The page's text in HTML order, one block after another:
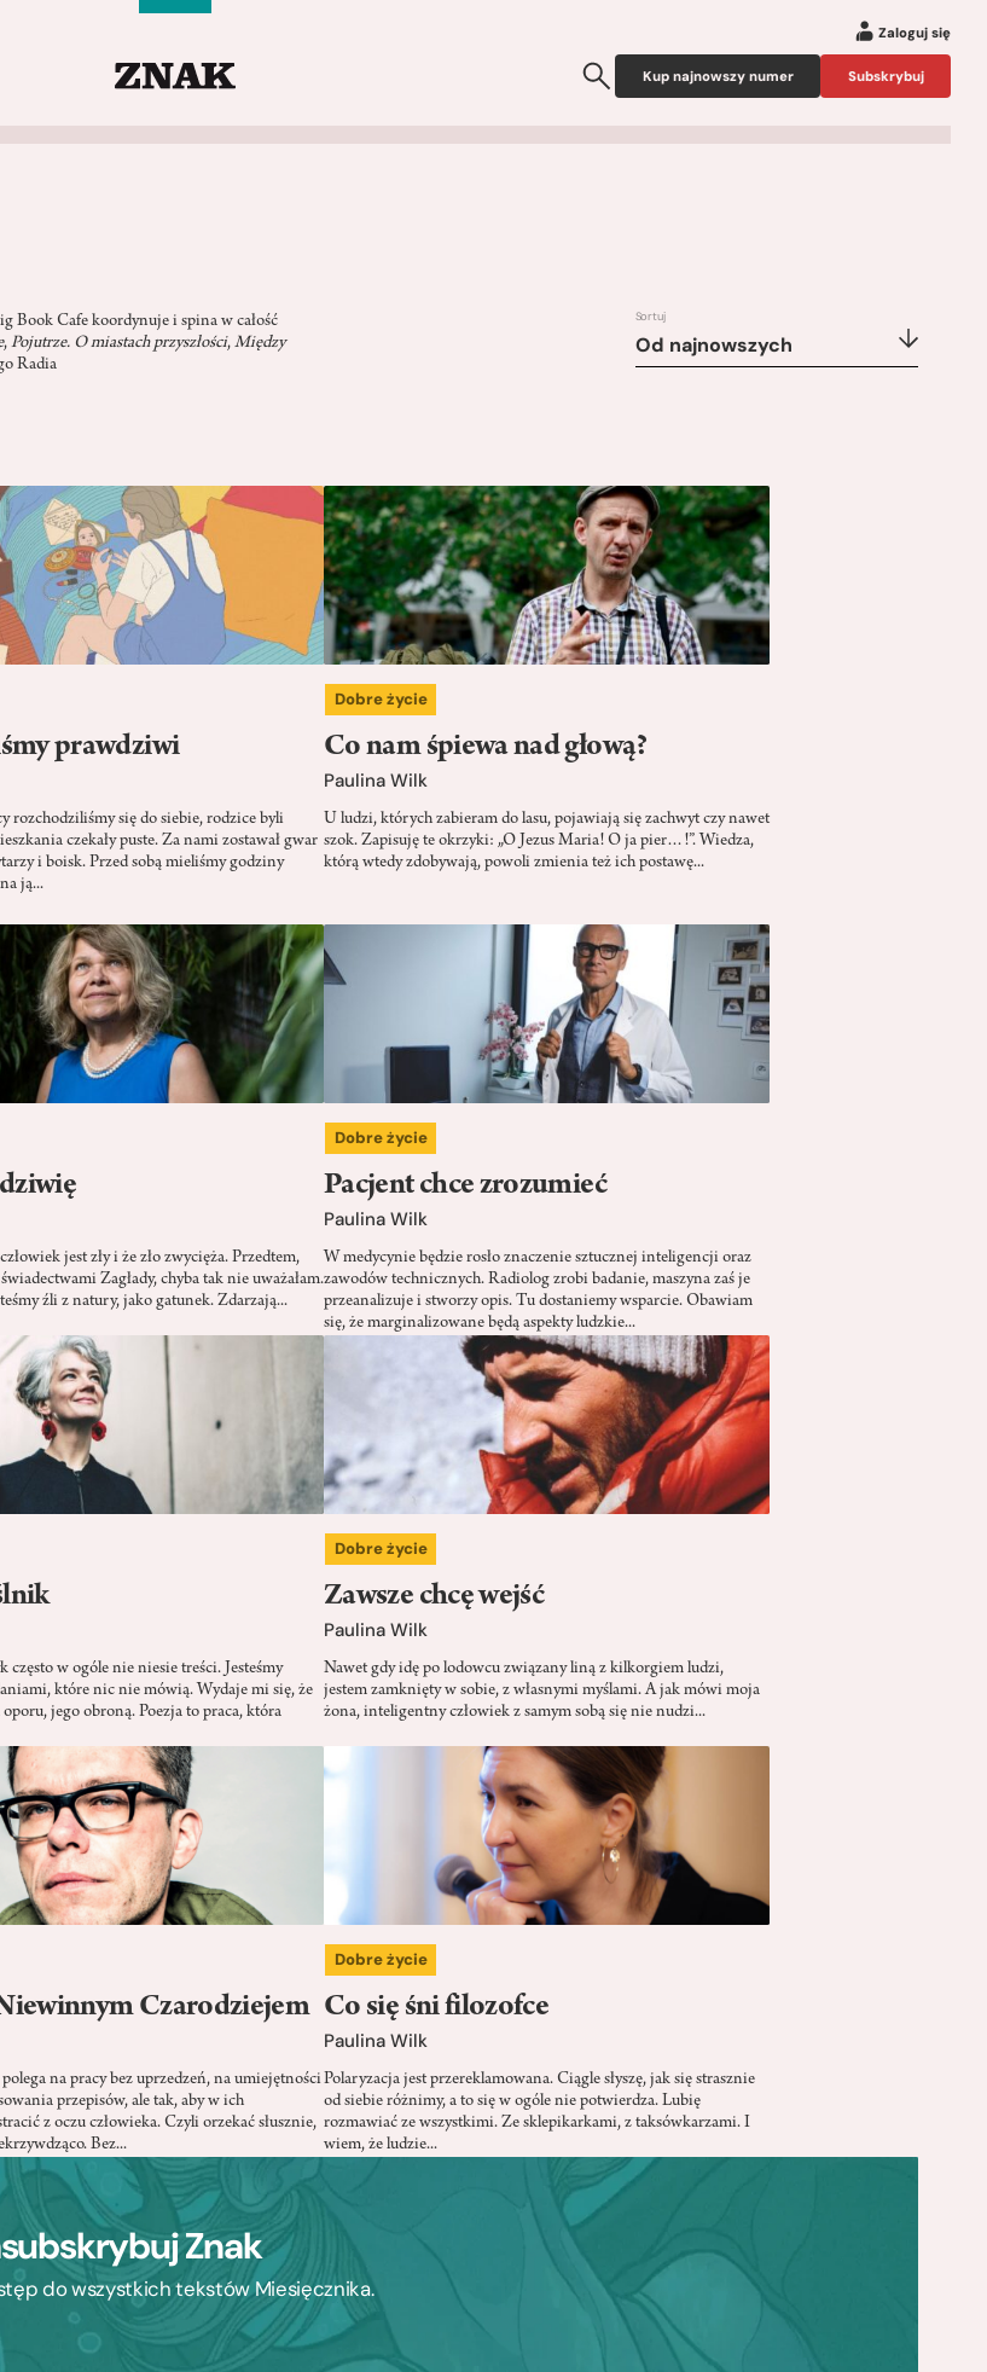
Zaloguj się
Kup najnowszy numer Subskrybuj
Book Cafe koordynuje i spina w całość
, Pojutrze. O miastach przyszłości, Między
Radia
Sortuj
Od najnowszych
prawdziwi
rozchodziliśmy się do siebie, rodzice byli
czekały puste. Za nami zostawał gwar
i boisk. Przed sobą mieliśmy godziny
ją...
Dobre życie
Co nam śpiewa nad głową?
Paulina Wilk
U ludzi, których zabieram do lasu, pojawiają się zachwyt czy nawet
szok. Zapisuję te okrzyki: „O Jezus Maria! O ja pier…!”. Wiedza,
którą wtedy zdobywają, powoli zmienia też ich postawę...
jest zły i że zło zwycięża. Przedtem,
Zagłady, chyba tak nie uważałam.
źli z natury, jako gatunek. Zdarzają...
Dobre życie
Pacjent chce zrozumieć
Paulina Wilk
W medycynie będzie rosło znaczenie sztucznej inteligencji oraz
zawodów technicznych. Radiolog zrobi badanie, maszyna zaś je
przeanalizuje i stworzy opis. Tu dostaniemy wsparcie. Obawiam
się, że marginalizowane będą aspekty ludzkie...
często w ogóle nie niesie treści. Jesteśmy
które nic nie mówią. Wydaje mi się, że
oporu, jego obroną. Poezja to praca, która
Dobre życie
Zawsze chcę wejść
Paulina Wilk
Nawet gdy idę po lodowcu związany liną z kilkorgiem ludzi,
jestem zamknięty w sobie, z własnymi myślami. A jak mówi moja
żona, inteligentny człowiek z samym sobą się nie nudzi...
Czarodziejem
na pracy bez uprzedzeń, na umiejętności
przepisów, ale tak, aby w ich
z oczu człowieka. Czyli orzekać słusznie,
Bez...
Dobre życie
Co się śni filozofce
Paulina Wilk
Polaryzacja jest przereklamowana. Ciągle słyszę, jak się strasznie
od siebie różnimy, a to się w ogóle nie potwierdza. Lubię
rozmawiać ze wszystkimi. Ze sklepikarkami, z taksówkarzami. I
wiem, że ludzie...
Znak
do wszystkich tekstów Miesięcznika.